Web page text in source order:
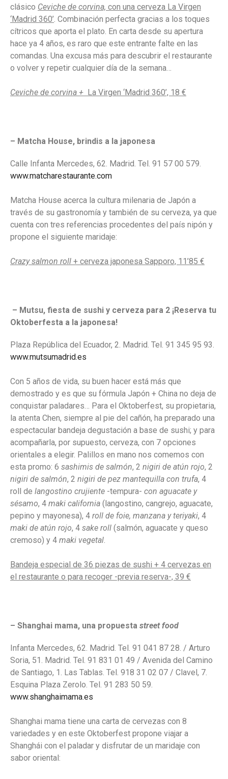
clásico Ceviche de corvina, con una cerveza La Virgen
‘Madrid 360’. Combinación perfecta gracias a los toques
cítricos que aporta el plato. En carta desde su apertura
hace ya 4 años, es raro que este entrante falte en las
comandas. Una excusa más para descubrir el restaurante
o volver y repetir cualquier día de la semana…
Ceviche de corvina + La Virgen ‘Madrid 360’, 18 €
– Matcha House, brindis a la japonesa
Calle Infanta Mercedes, 62. Madrid. Tel. 91 57 00 579.
www.matcharestaurante.com
Matcha House acerca la cultura milenaria de Japón a
través de su gastronomía y también de su cerveza, ya que
cuenta con tres referencias procedentes del país nipón y
propone el siguiente maridaje:
Crazy salmon roll + cerveza japonesa Sapporo, 11’85 €
– Mutsu, fiesta de sushi y cerveza para 2 ¡Reserva tu
Oktoberfesta a la japonesa!
Plaza República del Ecuador, 2. Madrid. Tel. 91 345 95 93.
www.mutsumadrid.es
Con 5 años de vida, su buen hacer está más que
demostrado y es que su fórmula Japón + China no deja de
conquistar paladares… Para el Oktoberfest, su propietaria,
la atenta Chen, siempre al pie del cañón, ha preparado una
espectacular bandeja degustación a base de sushi; y para
acompañarla, por supuesto, cerveza, con 7 opciones
orientales a elegir. Palillos en mano nos comemos con
esta promo: 6 sashimis de salmón, 2 nigiri de atún rojo, 2
nigiri de salmón, 2 nigiri de pez mantequilla con trufa, 4
roll de langostino crujiente -tempura- con aguacate y
sésamo, 4 maki california (langostino, cangrejo, aguacate,
pepino y mayonesa), 4 roll de foie, manzana y teriyaki, 4
maki de atún rojo, 4 sake roll (salmón, aguacate y queso
cremoso) y 4 maki vegetal.
Bandeja especial de 36 piezas de sushi + 4 cervezas en
el restaurante o para recoger -previa reserva-, 39 €
– Shanghai mama, una propuesta street food
Infanta Mercedes, 62. Madrid. Tel. 91 041 87 28. / Arturo
Soria, 51. Madrid. Tel. 91 831 01 49 / Avenida del Camino
de Santiago, 1. Las Tablas. Tel. 918 31 02 07 / Clavel, 7.
Esquina Plaza Zerolo. Tel. 91 283 50 59.
www.shanghaimama.es
Shanghai mama tiene una carta de cervezas con 8
variedades y en este Oktoberfest propone viajar a
Shanghái con el paladar y disfrutar de un maridaje con
sabor oriental: